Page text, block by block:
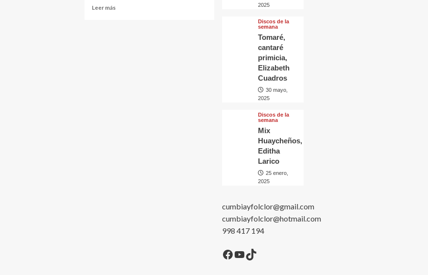
Leer másLeer
2025
Discos de la
semana
Tomaré,
cantaré
primicia,
Elizabeth
Cuadros
30 mayo,
2025
Discos de la
semana
Mix
Huaycheños,
Editha
Larico
25 enero,
2025
cumbiayfolclor@gmail.com
cumbiayfolclor@hotmail.com
998 417 194
Facebook
YouTube
TikTok